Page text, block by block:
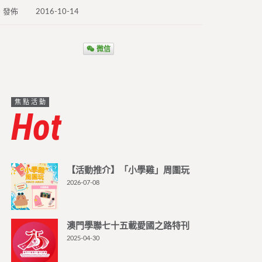
發佈 2016-10-14
微信
焦點活動
Hot
【活動推介】「小學雞」周圍玩
2026-07-08
澳門學聯七十五載愛國之路特刊
2025-04-30